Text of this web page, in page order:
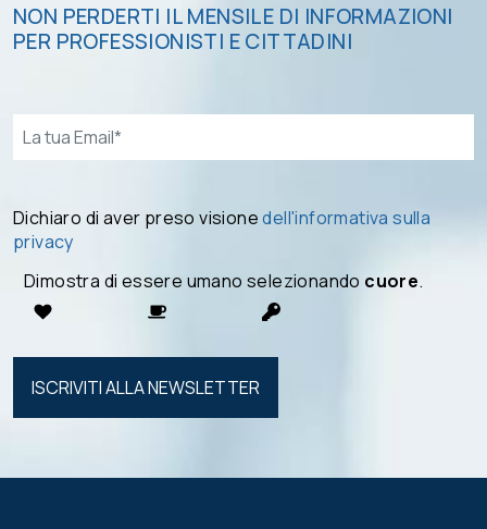
NON PERDERTI IL MENSILE DI INFORMAZIONI
PER PROFESSIONISTI E CITTADINI
Email*
Dichiaro di aver preso visionedell'informativa sulla
privacy
Dimostra di essere umano selezionando cuore.
Si prega di
lasciare